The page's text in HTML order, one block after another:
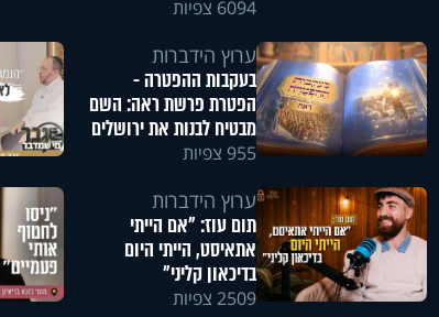
6094 צפיות
ערוץ הידברות
בעקבות ההפטרה -
הפטרת פרשת ראה: השם
מבטיח לבנות את ירושלים
955 צפיות
ערוץ הידברות
תום עוז: "אם הייתי
אתאיסט, הייתי היום
בדיכאון קליני"
2509 צפיות